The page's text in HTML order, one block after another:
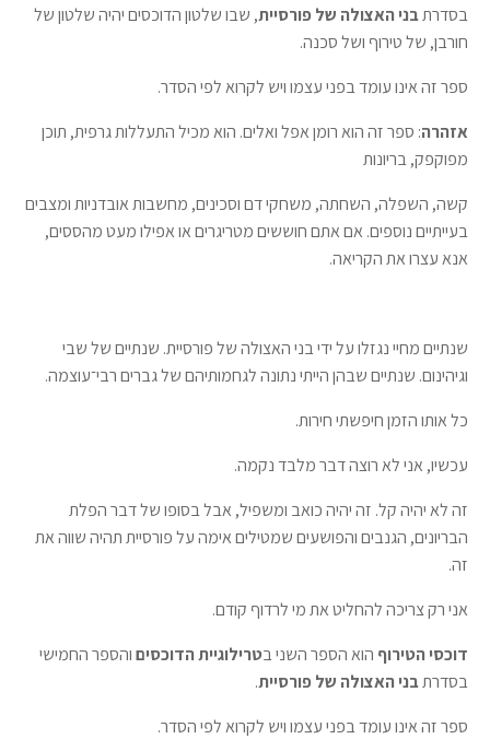
בסדרתבני האצולה של פורסיית, שבו שלטון הדוכסים יהיה שלטון של
חורבן, של טירוף ושל סכנה.
ספר זה אינו עומד בפני עצמו ויש לקרוא לפי הסדר.
אזהרה: ספר זה הוא רומן אפל ואלים. הוא מכיל התעללות גרפית, תוכן
מפוקפק, בריונות
קשה, השפלה, השחתה, משחקי דם וסכינים, מחשבות אובדניות ומצבים
בעייתיים נוספים. אם אתם חוששים מטריגרים או אפילו מעט מהססים,
אנא עצרו את הקריאה.
שנתיים מחיי נגזלו על ידי בני האצולה של פורסיית. שנתיים של שבי
וגיהינום. שנתיים שבהן הייתי נתונה לגחמותיהם של גברים רבי־עוצמה.
כל אותו הזמן חיפשתי חירות.
עכשיו, אני לא רוצה דבר מלבד נקמה.
זה לא יהיה קל. זה יהיה כואב ומשפיל, אבל בסופו של דבר הפלת
הבריונים, הגנבים והפושעים שמטילים אימה על פורסיית תהיה שווה את
זה.
אני רק צריכה להחליט את מי לרדוף קודם.
דוכסי הטירוף הוא הספר השני בטרילוגיית הדוכסיםוהספר החמישי
בסדרתבני האצולה של פורסיית.
ספר זה אינו עומד בפני עצמו ויש לקרוא לפי הסדר.